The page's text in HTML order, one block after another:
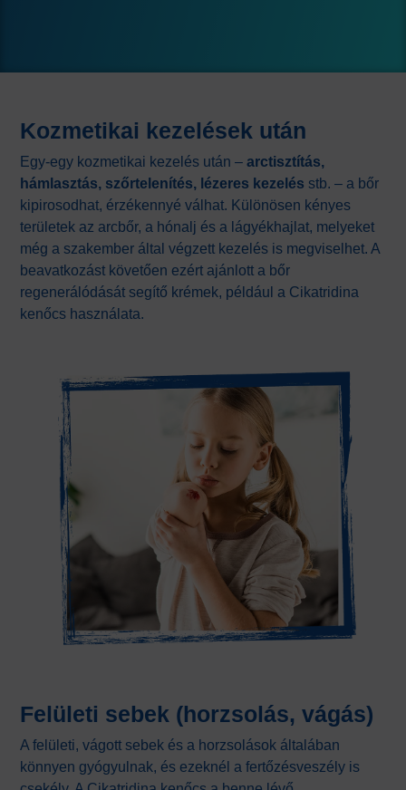
Kozmetikai kezelések után
Egy-egy kozmetikai kezelés után –arctisztítás,
hámlasztás, szőrtelenítés, lézeres kezelés stb. – a bőr
kipirosodhat, érzékennyé válhat. Különösen kényes
területek az arcbőr, a hónalj és a lágyékhajlat, melyeket
még a szakember által végzett kezelés is megviselhet. A
beavatkozást követően ezért ajánlott a bőr
regenerálódását segítő krémek, például a Cikatridina
kenőcs használata.
Felületi sebek (horzsolás, vágás)
A felületi, vágott sebek és a horzsolások általában
könnyen gyógyulnak, és ezeknél a fertőzésveszély is